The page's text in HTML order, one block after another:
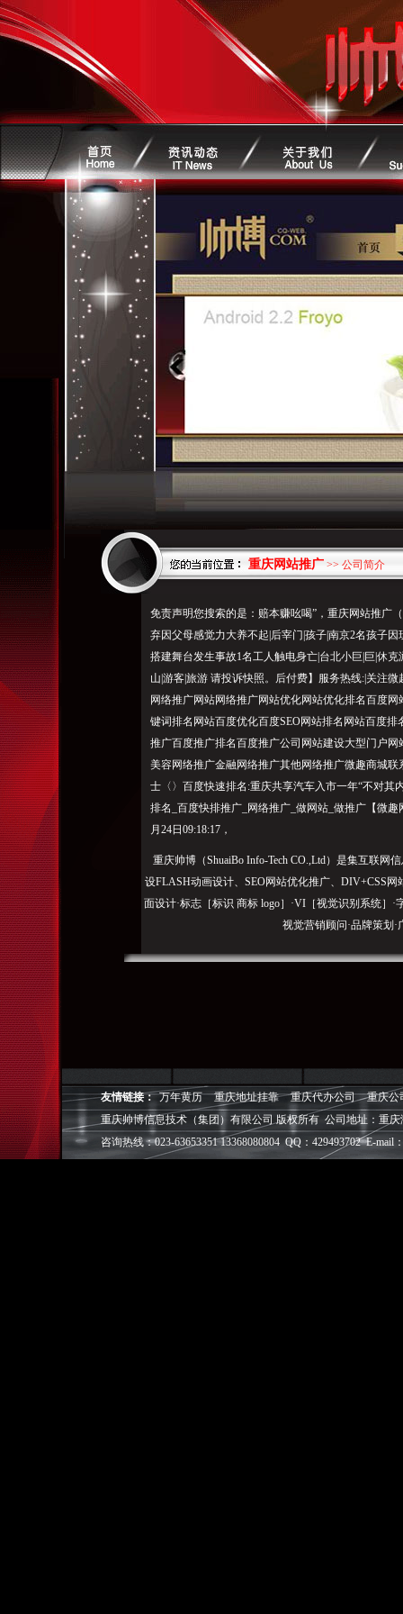
重庆网站推广 >> 公司简介
免责声明您搜索的是：赔本赚吆喝”，重庆网站推广
弃因父母感觉力大养不起|后宰门|孩子|南京2名孩子
搭建舞台发生事故1名工人触电身亡|台北小巨|巨|休
山|游客|旅游 请投诉快照。后付费】服务热线:|关注
网络推广网站网络推广网站优化网站优化排名百度
键词排名网站百度优化百度SEO网站排名网站百度
推广百度推广排名百度推广公司网站建设大型门户
美容网络推广金融网络推广其他网络推广微趣商城
士〈〉百度快速排名:重庆共享汽车入市一年“不对其
排名_百度快排推广_网络推广_做网站_做推广【微
月24日09:18:17，
重庆帅博（ShuaiBo Info-Tech CO.,Ltd）是集互联网
设FLASH动画设计、SEO网站优化推广、DIV+CSS
面设计·标志［标识 商标 logo］·VI［视觉识别系统］·
视觉营销顾问·品牌策划
成功,就等于
◎帅博——用灵魂来设计，我
◎帅博——网络营销
友情链接： 万年黄历 重庆地址挂靠 重庆代办公司
重庆公
重庆帅博信息技术（集团）有限公司 版权所有 公司地址：重
咨询热线：023-63653351 13368080804 QQ：429493702 E-mail